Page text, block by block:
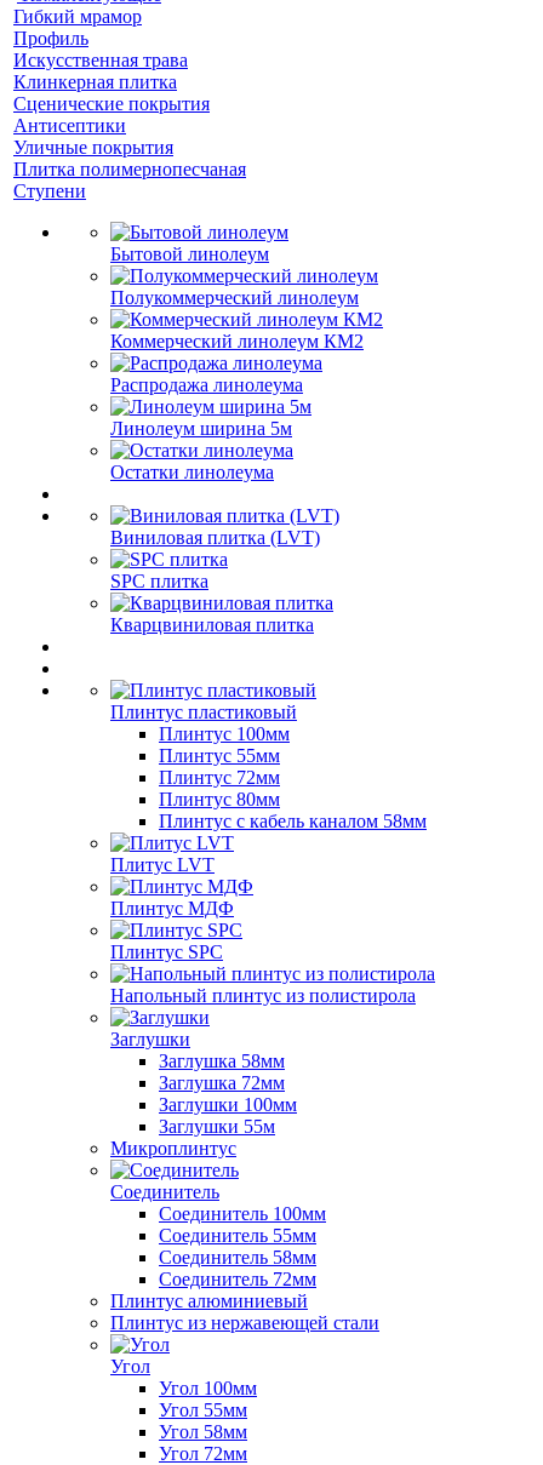
Гибкий мрамор
Профиль
Искусственная трава
Клинкерная плитка
Сценические покрытия
Антисептики
Уличные покрытия
Плитка полимернопесчаная
Ступени
Бытовой линолеум
Полукоммерческий линолеум
Коммерческий линолеум КМ2
Распродажа линолеума
Линолеум ширина 5м
Остатки линолеума
Виниловая плитка (LVT)
SPC плитка
Кварцвиниловая плитка
Плинтус пластиковый
Плинтус 100мм
Плинтус 55мм
Плинтус 72мм
Плинтус 80мм
Плинтус с кабель каналом 58мм
Плитус LVT
Плинтус МДФ
Плинтус SPC
Напольный плинтус из полистирола
Заглушки
Заглушка 58мм
Заглушка 72мм
Заглушки 100мм
Заглушки 55м
Микроплинтус
Соединитель
Соединитель 100мм
Соединитель 55мм
Соединитель 58мм
Соединитель 72мм
Плинтус алюминиевый
Плинтус из нержавеющей стали
Угол
Угол 100мм
Угол 55мм
Угол 58мм
Угол 72мм